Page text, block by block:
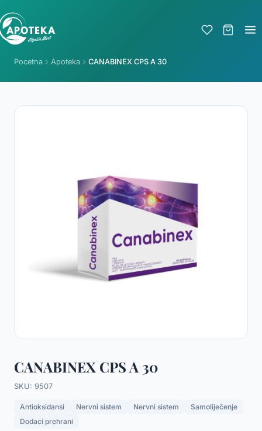
Pocetna Apoteka CANABINEX CPS A 30
CANABINEX CPS A 30
SKU: 9507
Antioksidansi Nervni sistem Nervni sistem
Samoliječenje
Dodaci prehrani